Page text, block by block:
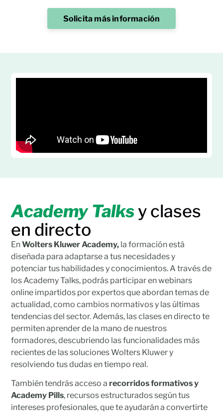
Solicita más información
Academy Talksy clases
en directo
EnWolters Kluwer Academy, la formación está
diseñada para adaptarse a tus necesidades y
potenciar tus habilidades y conocimientos. A través de
los Academy Talks, podrás participar en webinars
online impartidos por expertos que abordan temas de
actualidad, como cambios normativos y las últimas
tendencias del sector. Además, las clases en directo te
permiten aprender de la mano de nuestros
formadores, descubriendo las funcionalidades más
recientes de las soluciones Wolters Kluwer y
resolviendo tus dudas en tiempo real.
También tendrás acceso a recorridos formativos y
Academy Pills, recursos estructurados según tus
intereses profesionales, que te ayudarán a convertirte